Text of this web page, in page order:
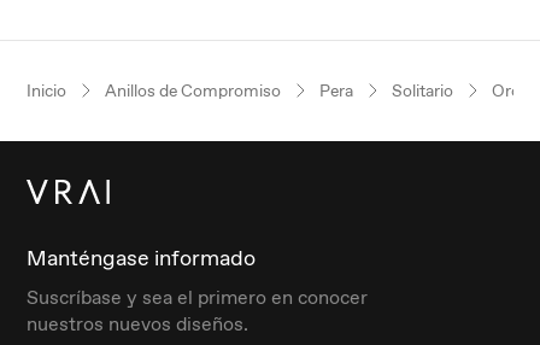
Inicio Anillos de Compromiso Pera Solitario Oro
Manténgase informado
Suscríbase y sea el primero en conocer
nuestros nuevos diseños.